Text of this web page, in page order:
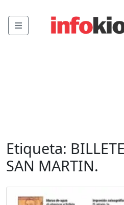
Menu
Etiqueta:
SAN MARTIN.